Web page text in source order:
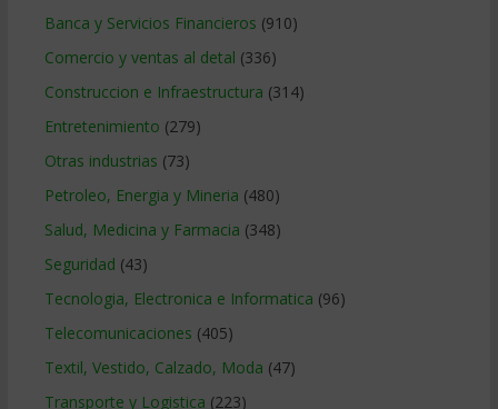
Banca y Servicios Financieros (910)
Comercio y ventas al detal (336)
Construccion e Infraestructura (314)
Entretenimiento (279)
Otras industrias (73)
Petroleo, Energia y Mineria (480)
Salud, Medicina y Farmacia (348)
Seguridad (43)
Tecnologia, Electronica e Informatica (96)
Telecomunicaciones (405)
Textil, Vestido, Calzado, Moda (47)
Transporte y Logistica (223)